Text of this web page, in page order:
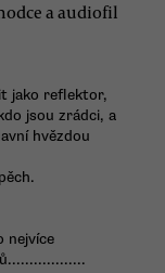
a audiofil
jako reflektor,
jsou zrádci, a
hvězdou
nejvíce